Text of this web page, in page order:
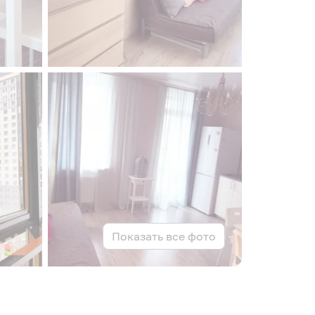
Показать все фото